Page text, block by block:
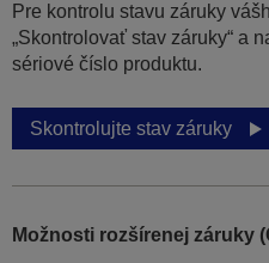
Pre kontrolu stavu záruky
„Skontrolovať stav záruky“ a
sériové číslo produktu.
Skontrolujte stav záruky
Možnosti rozšírenej záruky